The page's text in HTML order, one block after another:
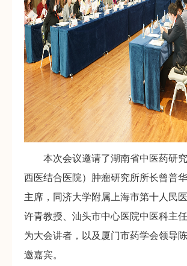
本次会议邀请了湖南省中医药研
西医结合医院）肿瘤研究所所长曾普
主席，同济大学附属上海市第十人民
许青教授、汕头市中心医院中医科主
为大会讲者，以及厦门市药学会领导
邀嘉宾。